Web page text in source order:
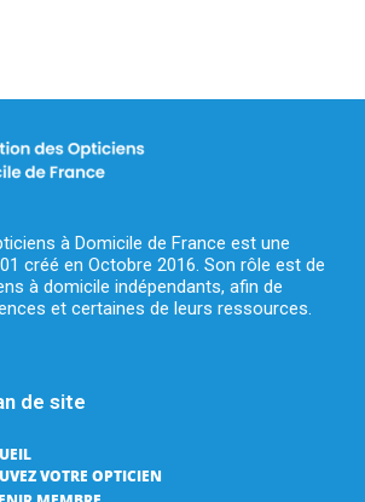
à Domicile de France est une
créé en Octobre 2016. Son rôle est de
à domicile indépendants, afin de
et certaines de leurs ressources.
de site
VOTRE OPTICIEN